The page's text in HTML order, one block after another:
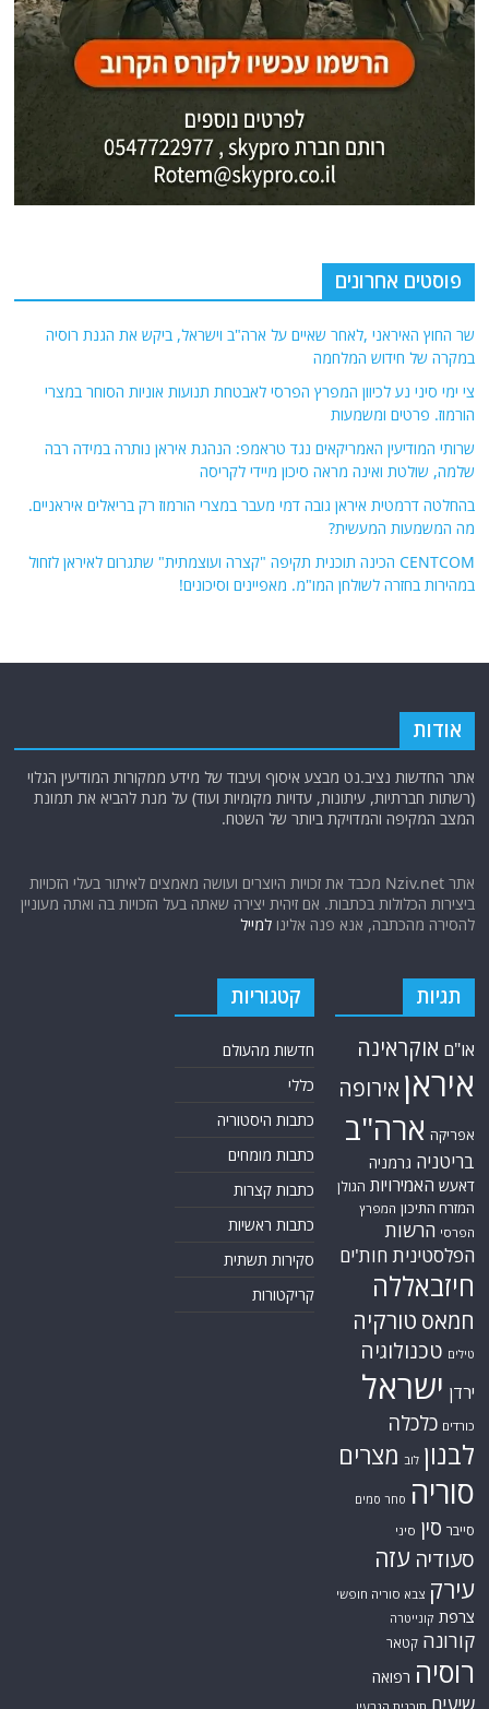
פוסטים אחרונים
שר החוץ האיראני ,לאחר שאיים על ארה"ב וישראל, ביקש את הגנת רוסיה
במקרה של חידוש המלחמה
צי ימי סיני נע לכיוון המפרץ הפרסי לאבטחת תנועות אוניות הסוחר במצרי
הורמוז. פרטים ומשמעות
שרותי המודיעין האמריקאים נגד טראמפ: הנהגת איראן נותרה במידה רבה
שלמה, שולטת ואינה מראה סיכון מיידי לקריסה
בהחלטה דרמטית איראן גובה דמי מעבר במצרי הורמוז רק בריאלים איראניים.
מה המשמעות המעשית?
CENTCOM הכינה תוכנית תקיפה "קצרה ועוצמתית" שתגרום לאיראן לזחול
במהירות בחזרה לשולחן המו"מ. מאפיינים וסיכונים!
אודות
אתר החדשות נציב.נט מבצע איסוף ועיבוד של מידע ממקורות המודיעין הגלוי
(רשתות חברתיות, עיתונות, עדויות מקומיות ועוד) על מנת להביא את תמונת
המצב המקיפה והמדויקת ביותר של השטח.
אתר Nziv.net מכבד את זכויות היוצרים ועושה מאמצים לאיתור בעלי הזכויות
ביצירות הכלולות בכתבות. אם זיהית יצירה שאתה בעל הזכויות בה ואתה מעוניין
להסירה מהכתבה, אנא פנה אלינולמייל
תגיות
או"ם אוקראינה
איראן אירופה
אפריקה ארה"ב
בריטניה גרמניה
דאעש האמירויות הגולן
המזרח התיכון המפרץ
הפרסי הרשות
הפלסטינית חות'ים
חיזבאללה
חמאס טורקיה
טילים טכנולוגיה
ירדן ישראל
כורדים כלכלה
לבנון לוב מצרים
סוריה סחר סמים
סייבר סין סיני
סעודיה עזה
עירק צבא סוריה חופשי
צרפת קונייטרה
קורונה קטאר
רוסיה רפואה
קטגוריות
חדשות מהעולם
כללי
כתבות היסטוריה
כתבות מומחים
כתבות קצרות
כתבות ראשיות
סקירות תשתית
קריקטורות